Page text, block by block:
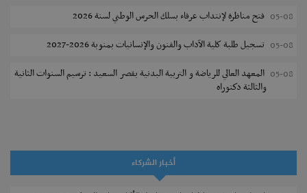
05-08 فتح مناظرة لإنتداب عرفاء بسلك الحرس الوطني لسنة 2026
05-08 تسجيل طلبة كلية الآداب والفنون والإنسانيات بمنوبة 2026-2027
05-08 المعهد العالي للرياضة و التربية البدنية بقصر السعيد : ترسيم السنوات الثانية
والثالثة دكتوراه
05-08
الترشح للماجستير بالمعهد العالي للرياضة والتربية البدنية بصفاقس 2026-
أخبار الشركاء